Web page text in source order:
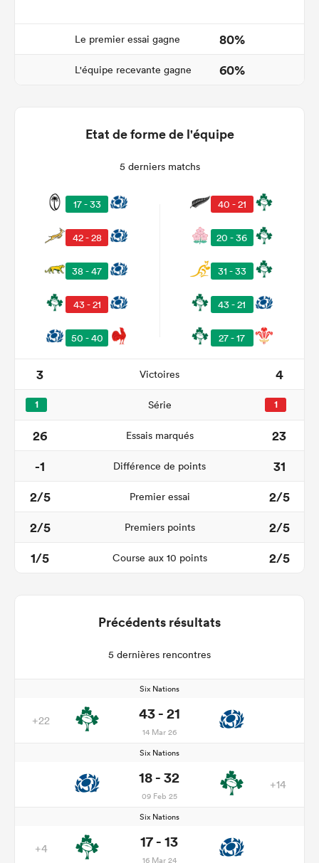
Le premier essai gagne 80%
L'équipe recevante gagne 60%
Etat de forme de l'équipe
5 derniers matchs
17 - 33
42 - 28
38 - 47
43 - 21
50 - 40
40 - 21
20 - 36
31 - 33
43 - 21
27 - 17
3 Victoires 4
1 Série 1
26 Essais marqués
23
-1
Différence de points
31
2/5
Premier essai
2/5
2/5
Premiers points
2/5
1/5
Course aux 10 points 2/5
Précédents résultats
5 dernières rencontres
Six Nations
+22 43 - 21
14 Mar 26
Six Nations
18 - 32
09 Feb 25
+14
Six Nations
+4 17 - 13
16 Mar 24